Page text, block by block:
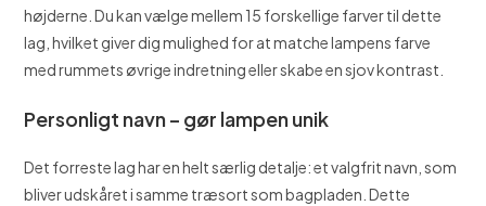
højderne. Du kan vælge mellem 15 forskellige farver til dette
lag, hvilket giver dig mulighed for at matche lampens farve
med rummets øvrige indretning eller skabe en sjov kontrast.
Personligt navn – gør lampen unik
Det forreste lag har en helt særlig detalje: et valgfrit navn, som
bliver udskåret i samme træsort som bagpladen. Dette